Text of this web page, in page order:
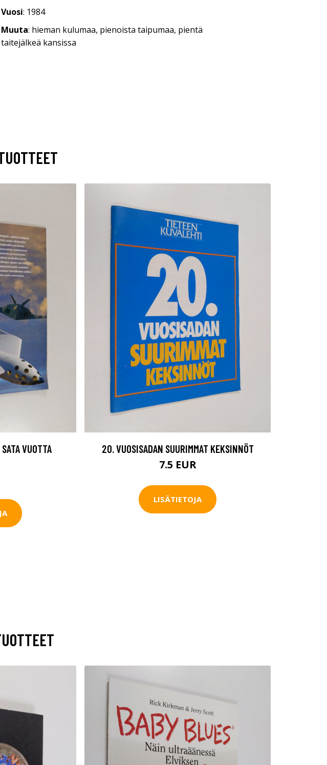
Vuosi: 1984
Muuta: hieman kulumaa, pienoista taipumaa, pientä
taitejälkeä kansissa
VUOTTA
20. VUOSISADAN SUURIMMAT KEKSINNÖT
7.5 EUR
LISÄTIETOJA